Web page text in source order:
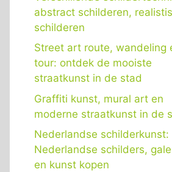
abstract schilderen,
schilderen
Street art route, wandeling
tour: ontdek de mooiste
straatkunst in de stad
Graffiti kunst, mural art en
moderne straatkunst in de
Nederlandse schilderkunst:
Nederlandse schilders,
en kunst kopen